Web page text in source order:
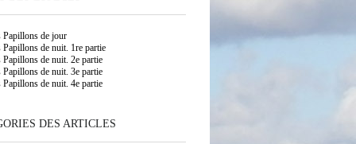
Papillons de jour
Papillons de nuit. 1re partie
Papillons de nuit. 2e partie
Papillons de nuit. 3e partie
Papillons de nuit. 4e partie
DES ARTICLES